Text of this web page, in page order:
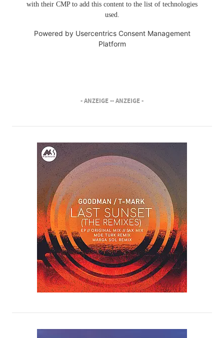
with their CMP to add this content to the list of technologies
used.
Powered by Usercentrics Consent Management
Platform
- ANZEIGE -- ANZEIGE -